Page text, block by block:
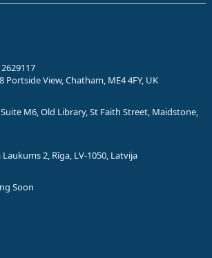
Portside View, Chatham, ME4 4FY, UK
Suite M6, Old Library, St Faith Street, Maidstone,
Laukums 2, Rīga, LV-1050, Latvija
Soon